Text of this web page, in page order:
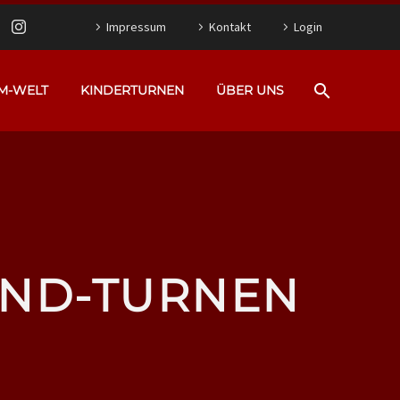
Impressum Kontakt Login
WELT KINDERTURNEN ÜBER UNS
TURNEN